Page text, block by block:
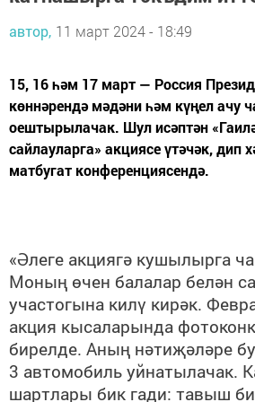
автор, 11 март 2024 - 18:49
15, 16 һәм 17 март — Россия
көннәрендә мәдәни һәм күңел ачу
оештырылачак. Шул исәптән
сайлауларга» акциясе үтәчәк, дип
матбугат конференциясендә.
«Әлеге акциягә кушылырга
Моның өчен балалар белән
участогына килү кирәк.
акция кысаларында
бирелде. Аның нәтиҗәләре
3 автомобиль уйнатылачак.
шартлары бик гади: тавыш